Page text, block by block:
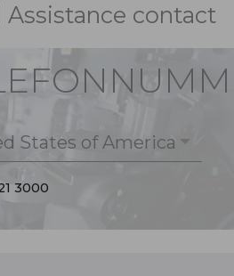
Assistance contact
States of America
3000